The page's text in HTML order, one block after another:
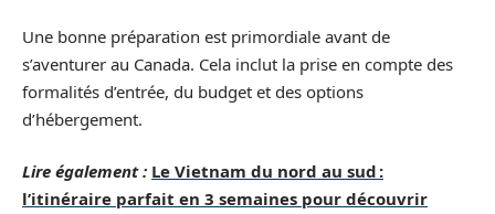
Une bonne préparation est primordiale avant de
s’aventurer au Canada. Cela inclut la prise en compte des
formalités d’entrée, du budget et des options
d’hébergement.
Lire également : Le Vietnam du nord au sud :
l’itinéraire parfait en 3 semaines pour découvrir